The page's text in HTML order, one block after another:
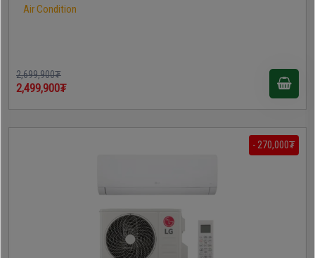
Air Condition
2,699,900₮
2,499,900₮
- 270,000₮